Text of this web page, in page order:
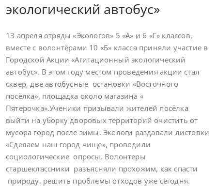
экологический автобус»
13 апреля отряды «Экологов» 5 «А» и 6 «Г» классов,
вместе с волонтёрами 10 «Б» класса приняли участие в
Городской Акции «Агитационный экологический
автобус». В этом году местом проведения акции стал
сквер, две автобусные остановки «Восточного
посёлка», площадка около магазина «
Пятерочка».Ученики призывали жителей посёлка
выйти на уборку дворовых территорий очистить от
мусора город после зимы. Экологи раздавали листовки
«Сделаем наш город чище», проводили
социологические опросы. Волонтеры
старшеклассники разъясняли прохожим, как спасти
природу, решить проблемы отходов уже сегодня.